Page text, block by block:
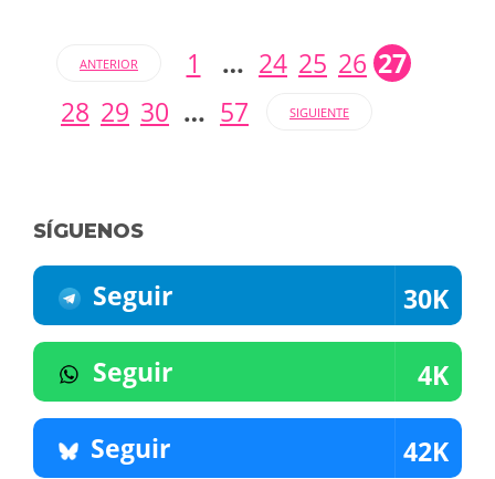
ANTERIOR 1 … 24 25 26 27
28 29 30 … 57 SIGUIENTE
SÍGUENOS
Seguir 30K
Seguir 4K
Seguir 42K